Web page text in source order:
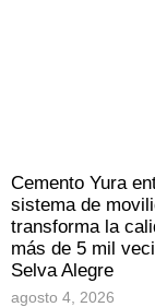
Cemento Yura
sistema de
transforma la
más de 5 mil
Selva Alegre
agosto 4, 2026